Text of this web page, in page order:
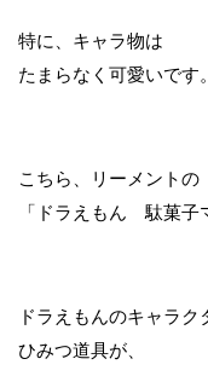
特に、キャラ物は
たまらなく可愛いです。
こちら、リーメントの
「ドラえもん 駄菓子
ドラえもんのキャラク
ひみつ道具が、